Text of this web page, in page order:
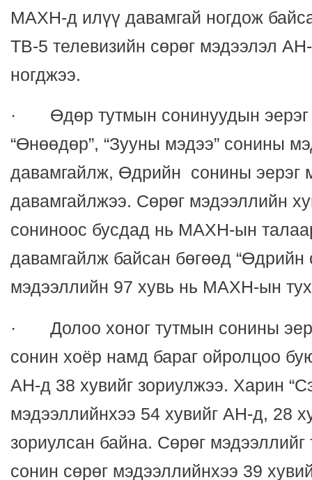
МАХН-д илүү давамгай ногдож
ТВ-5 телевизийн сөрөг мэдээлэл
ногджээ.
· Өдөр тутмын сонинуудын эерэг
“Өнөөдөр”, “Зууны мэдээ” сонины
давамгайлж, Өдрийн сонины эерэг
давамгайлжээ. Сөрөг мэдээллийн
сониноос бусдад нь МАХН-ын
давамгайлж байсан бөгөөд “Өдрийн
мэдээллийн 97 хувь нь МАХН-ын
· Долоо хоног тутмын сонины
сонин хоёр намд бараг ойролцоо
АН-д 38 хувийг зориулжээ. Харин
мэдээллийнхээ 54 хувийг АН-д, 28
зориулсан байна. Сөрөг мэдээллийг
сонин сөрөг мэдээллийнхээ 39